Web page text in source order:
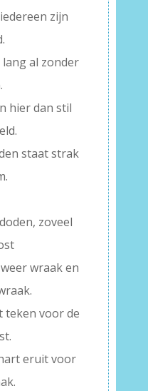
zijn
al zonder
hier dan stil
staat strak
zoveel
wraak en
teken voor de
eruit voor